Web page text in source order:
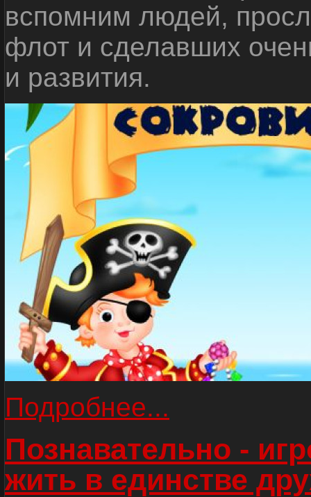
вспомним людей,
флот и сделавших
и развития.
Подробнее...
Познавательно -
жить в единстве